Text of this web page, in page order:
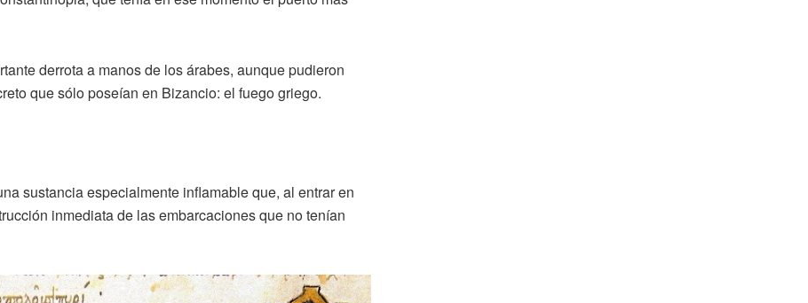
derrota a manos de los árabes, aunque pudieron
que sólo poseían en Bizancio: el fuego griego.
sustancia especialmente inflamable que, al entrar en
inmediata de las embarcaciones que no tenían